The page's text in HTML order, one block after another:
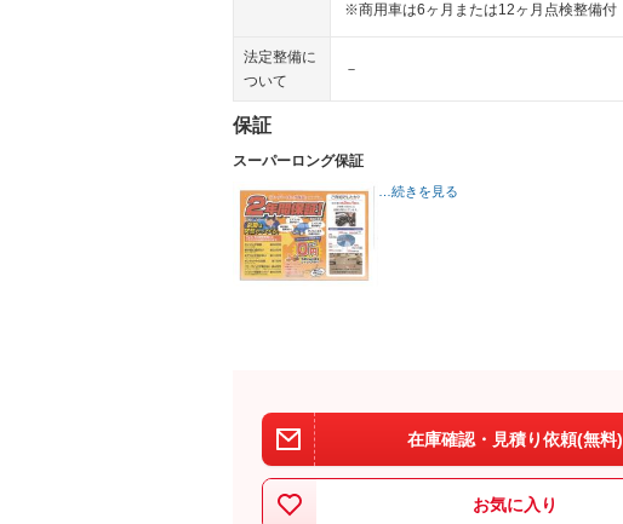
※商用車は6ヶ月または12ヶ月点検整備付
法定整備に
ついて
－
保証
スーパーロング保証
…続きを見る
在庫確認・見積り依頼(無料)
お気に入り